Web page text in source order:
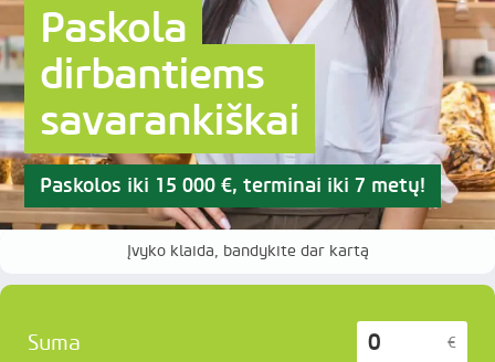
Paskola
dirbantiems
savarankiškai
Paskolos iki 15 000 €, terminai iki 7 metų!
Įvyko klaida, bandykite dar kartą
Suma €